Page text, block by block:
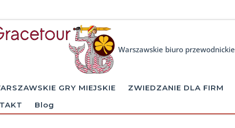
Warszawskie biuro przewodnickie
GRY MIEJSKIE ZWIEDZANIE DLA FIRM
Blog